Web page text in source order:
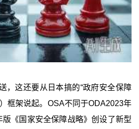
，这还要从日本搞的“政府安全保障
框架说起。OSA不同于ODA2023年
《国家安全保障战略》创设了新型